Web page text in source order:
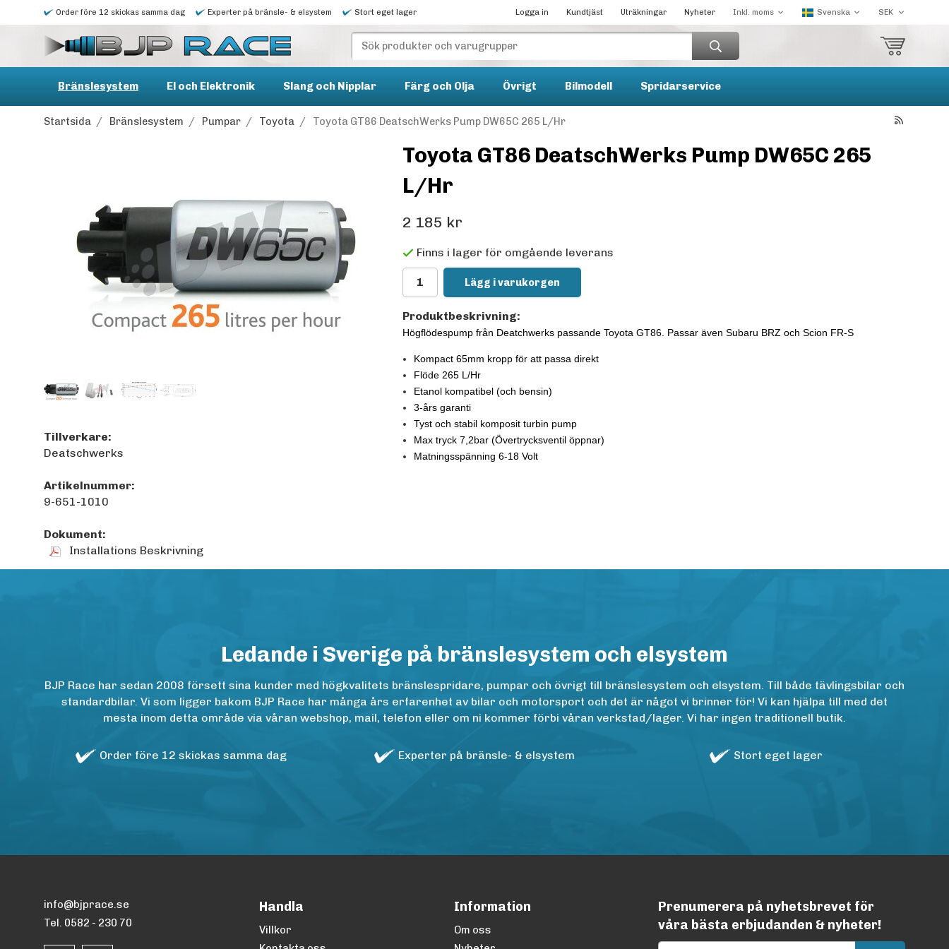
Order före 12 skickas samma dag Experter på bränsle- & elsystem Stort eget lager Logga in Kundtjäst Uträkningar Nyheter
Bränslesystem El och Elektronik Slang och Nipplar Färg och Olja Övrigt Bilmodell Spridarservice
Startsida / Bränslesystem / Pumpar / Toyota / Toyota GT86 DeatschWerks Pump DW65C 265 L/Hr
Toyota GT86 DeatschWerks Pump DW65C 265
L/Hr
2 185 kr
Finns i lager för omgående leverans
Lägg i varukorgen
Produktbeskrivning:
Högflödespump från Deatchwerks passande Toyota GT86. Passar även Subaru BRZ och Scion FR-S
Kompact 65mm kropp för att passa direkt
Flöde 265 L/Hr
Etanol kompatibel (och bensin)
3-års garanti
Tyst och stabil komposit turbin pump
Max tryck 7,2bar (Övertrycksventil öppnar)
Matningsspänning 6-18 Volt
Tillverkare:
Deatschwerks
Artikelnummer:
9-651-1010
Dokument:
Installations Beskrivning
Ledande i Sverige på bränslesystem och elsystem
BJP Race har sedan 2008 försett sina kunder med högkvalitets bränslespridare, pumpar och övrigt till bränslesystem och elsystem. Till både tävlingsbilar och
standardbilar. Vi som ligger bakom BJP Race har många års erfarenhet av bilar och motorsport och det är något vi brinner för! Vi kan hjälpa till med det
mesta inom detta område via våran webshop, mail, telefon eller om ni kommer förbi våran verkstad/lager. Vi har ingen traditionell butik.
Order före 12 skickas samma dag Experter på bränsle- & elsystem Stort eget lager
info@bjprace.se
Tel. 0582 - 230 70
Handla
Villkor
Information
Om oss
Prenumerera på nyhetsbrevet för
våra bästa erbjudanden & nyheter!